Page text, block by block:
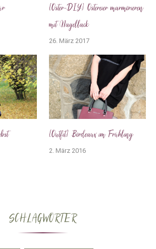
[Oster-DIY] Ostereier marmorieren
mit Nagellack
26. März 2017
[Outfit] Bordeaux im Frühling
2. März 2016
SCHLAGWÖRTER